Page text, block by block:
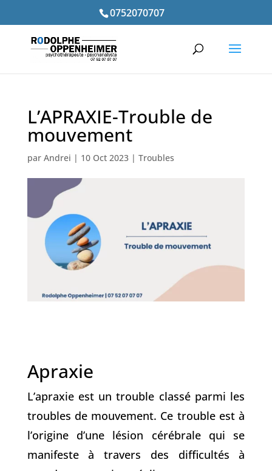
0752070707
L’APRAXIE-Trouble de
mouvement
par Andrei | 10 Oct 2023| Troubles
Apraxie
L’apraxie est un trouble classé parmi les
troubles de mouvement. Ce trouble est à
l’origine d’une lésion cérébrale qui se
manifeste à travers des difficultés à